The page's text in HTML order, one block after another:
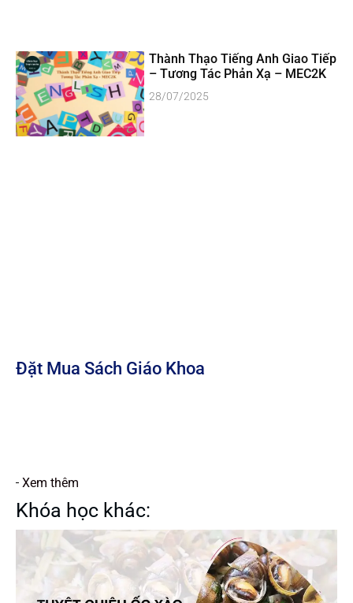
Thành Thạo Tiếng Anh Giao Tiếp
– Tương Tác Phản Xạ – MEC2K
28/07/2025
Đặt Mua Sách Giáo Khoa
Xem thêm
Khóa học khác: